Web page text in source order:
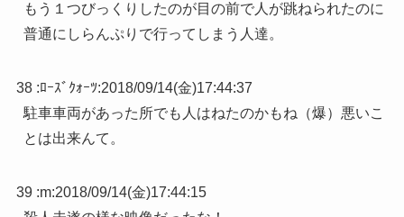
もう１つびっくりしたのが目の前で人が跳ねられたのに
普通にしらんぷりで行ってしまう人達。
38 :ﾛｰｽﾞｸｫｰﾂ:2018/09/14(金)17:44:37
駐車車両があった所でも人はねたのかもね（爆）悪いこ
とは出来んて。
39 :m:2018/09/14(金)17:44:15